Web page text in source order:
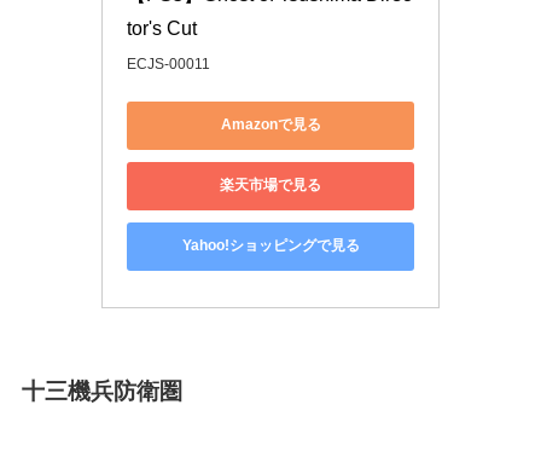
tor's Cut
ECJS-00011
Amazonで見る
楽天市場で見る
Yahoo!ショッピングで見る
十三機兵防衛圏